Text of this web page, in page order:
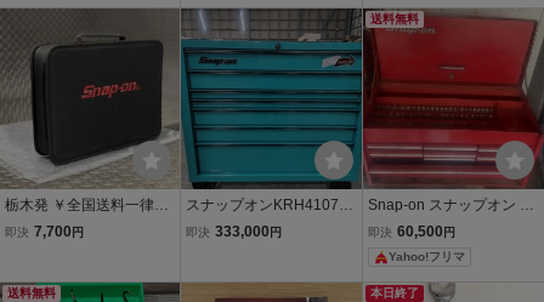
0179900066411D/】
ツールバッグ 検）マック
MAC 工具 箱 バック 道具
袋
キャビネット スナップオ
ン
栃木発 ￥全国送料一律￥
スナップオン【Snap-o
MAC 工具 箱 バック 道具
即決 7,700 円
スナップオンKRH4107K
BAT ツールキャビネット
即決 333,000 円
送料無料
Snap-on スナップオン ツ
ールボックス トップチェ
スト レッド 工具箱
即決 60,500 円
Yahoo!フリマ
送料無料 本日終了